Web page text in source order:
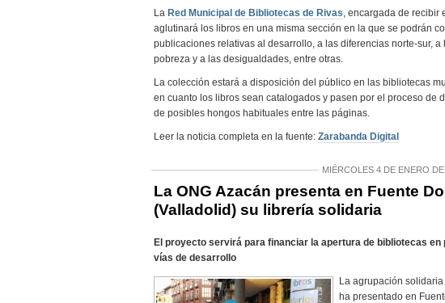
La Red Municipal de Bibliotecas de Rivas, encargada de recibir
aglutinará los libros en una misma sección en la que se podrán
publicaciones relativas al desarrollo, a las diferencias norte-sur, a
pobreza y a las desigualdades, entre otras.
La colección estará a disposición del público en las bibliotecas
en cuanto los libros sean catalogados y pasen por el proceso de
de posibles hongos habituales entre las páginas.
Leer la noticia completa en la fuente: Zarabanda Digital
MIÉRCOLES 4 DE ENERO
La ONG Azacán presenta en Fuente
(Valladolid) su librería solidaria
El proyecto servirá para financiar la apertura de bibliotecas en
vías de desarrollo
La agrupación solidaria
ha presentado en